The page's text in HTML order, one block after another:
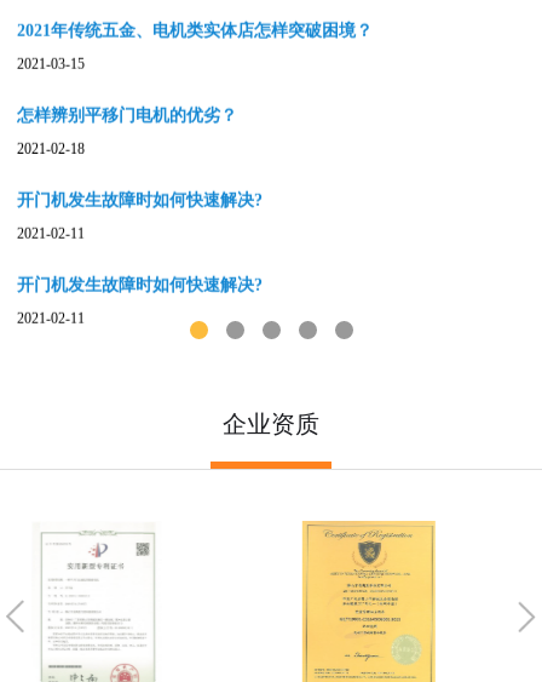
装置电动平移门要留意什么问题
2022-08-29
教你几个保养卷闸门有效延长寿命的好方法，让你的电动卷闸门电机
2022-08-24
电动门通用电机保养攻略
2022-08-23
电动门电机保养知识
2022-08-17
三相平移门电机电脑控板有哪些优点？
2022-05-31
奇斯盾卷帘门开门机简单故障排除方法
2022-04-01
企业资质